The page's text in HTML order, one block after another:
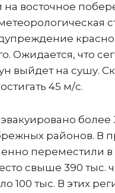
на восточное
Ожидается, что
выйдет на сушу.
45 м/с.
более
районов. В
переместили в
свыше 390 тыс.
100 тыс. В этих